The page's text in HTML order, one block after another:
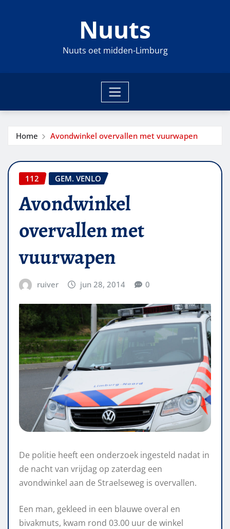
Nuuts
Nuuts oet midden-Limburg
Home Avondwinkel overvallen met vuurwapen
112 GEM. VENLO
Avondwinkel
overvallen met
vuurwapen
ruiver jun 28, 2014 0
De politie heeft een onderzoek ingesteld nadat in
de nacht van vrijdag op zaterdag een
avondwinkel aan de Straelseweg is overvallen.
Een man, gekleed in een blauwe overal en
bivakmuts, kwam rond 03.00 uur de winkel